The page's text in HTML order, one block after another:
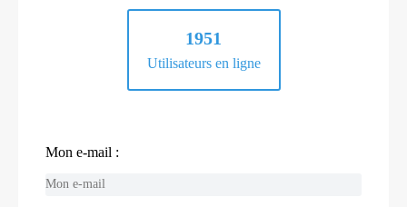
1951
Utilisateurs en ligne
Mon e-mail :